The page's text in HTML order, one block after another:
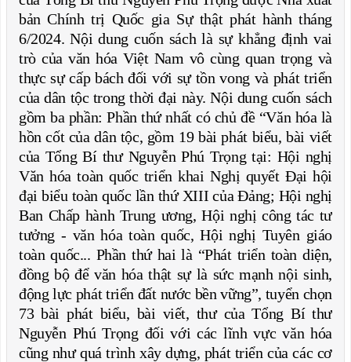
bản Chính trị Quốc gia Sự thật phát hành tháng
6/2024. Nội dung cuốn sách là sự khẳng định vai
trò của văn hóa Việt Nam vô cùng quan trọng và
thực sự cấp bách đối với sự tồn vong và phát triển
của dân tộc trong thời đại này. Nội dung cuốn sách
gồm ba phần: Phần thứ nhất có chủ đề “Văn hóa là
hồn cốt của dân tộc, gồm 19 bài phát biểu, bài viết
của Tổng Bí thư Nguyễn Phú Trọng tại: Hội nghị
Văn hóa toàn quốc triển khai Nghị quyết Đại hội
đại biểu toàn quốc lần thứ XIII của Đảng; Hội nghị
Ban Chấp hành Trung ương, Hội nghị công tác tư
tưởng - văn hóa toàn quốc, Hội nghị Tuyên giáo
toàn quốc... Phần thứ hai là “Phát triển toàn diện,
đồng bộ để văn hóa thật sự là sức mạnh nội sinh,
động lực phát triển đất nước bền vững”, tuyển chọn
73 bài phát biểu, bài viết, thư của Tổng Bí thư
Nguyễn Phú Trọng đối với các lĩnh vực văn hóa
cũng như quá trình xây dựng, phát triển của các cơ